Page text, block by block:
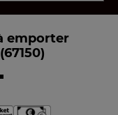
emporter